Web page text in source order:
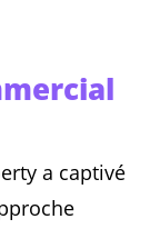
a captivé